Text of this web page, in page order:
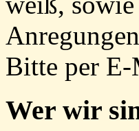
Bitte per
Wer wir